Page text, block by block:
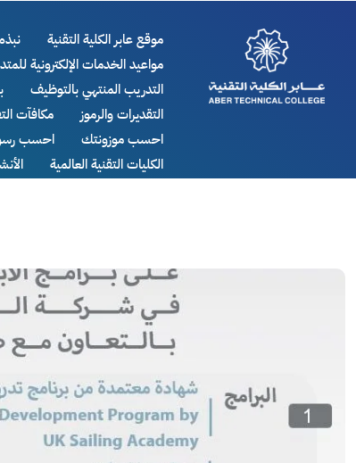
موقع عابر الكلية التقنية
مواعيد الخدمات الإلكترونية
التدريب المنتهي بالتوظيف
التقديرات والرموز
مكافآت
احسب موزونتك
احسب
الكليات التقنية العالمية